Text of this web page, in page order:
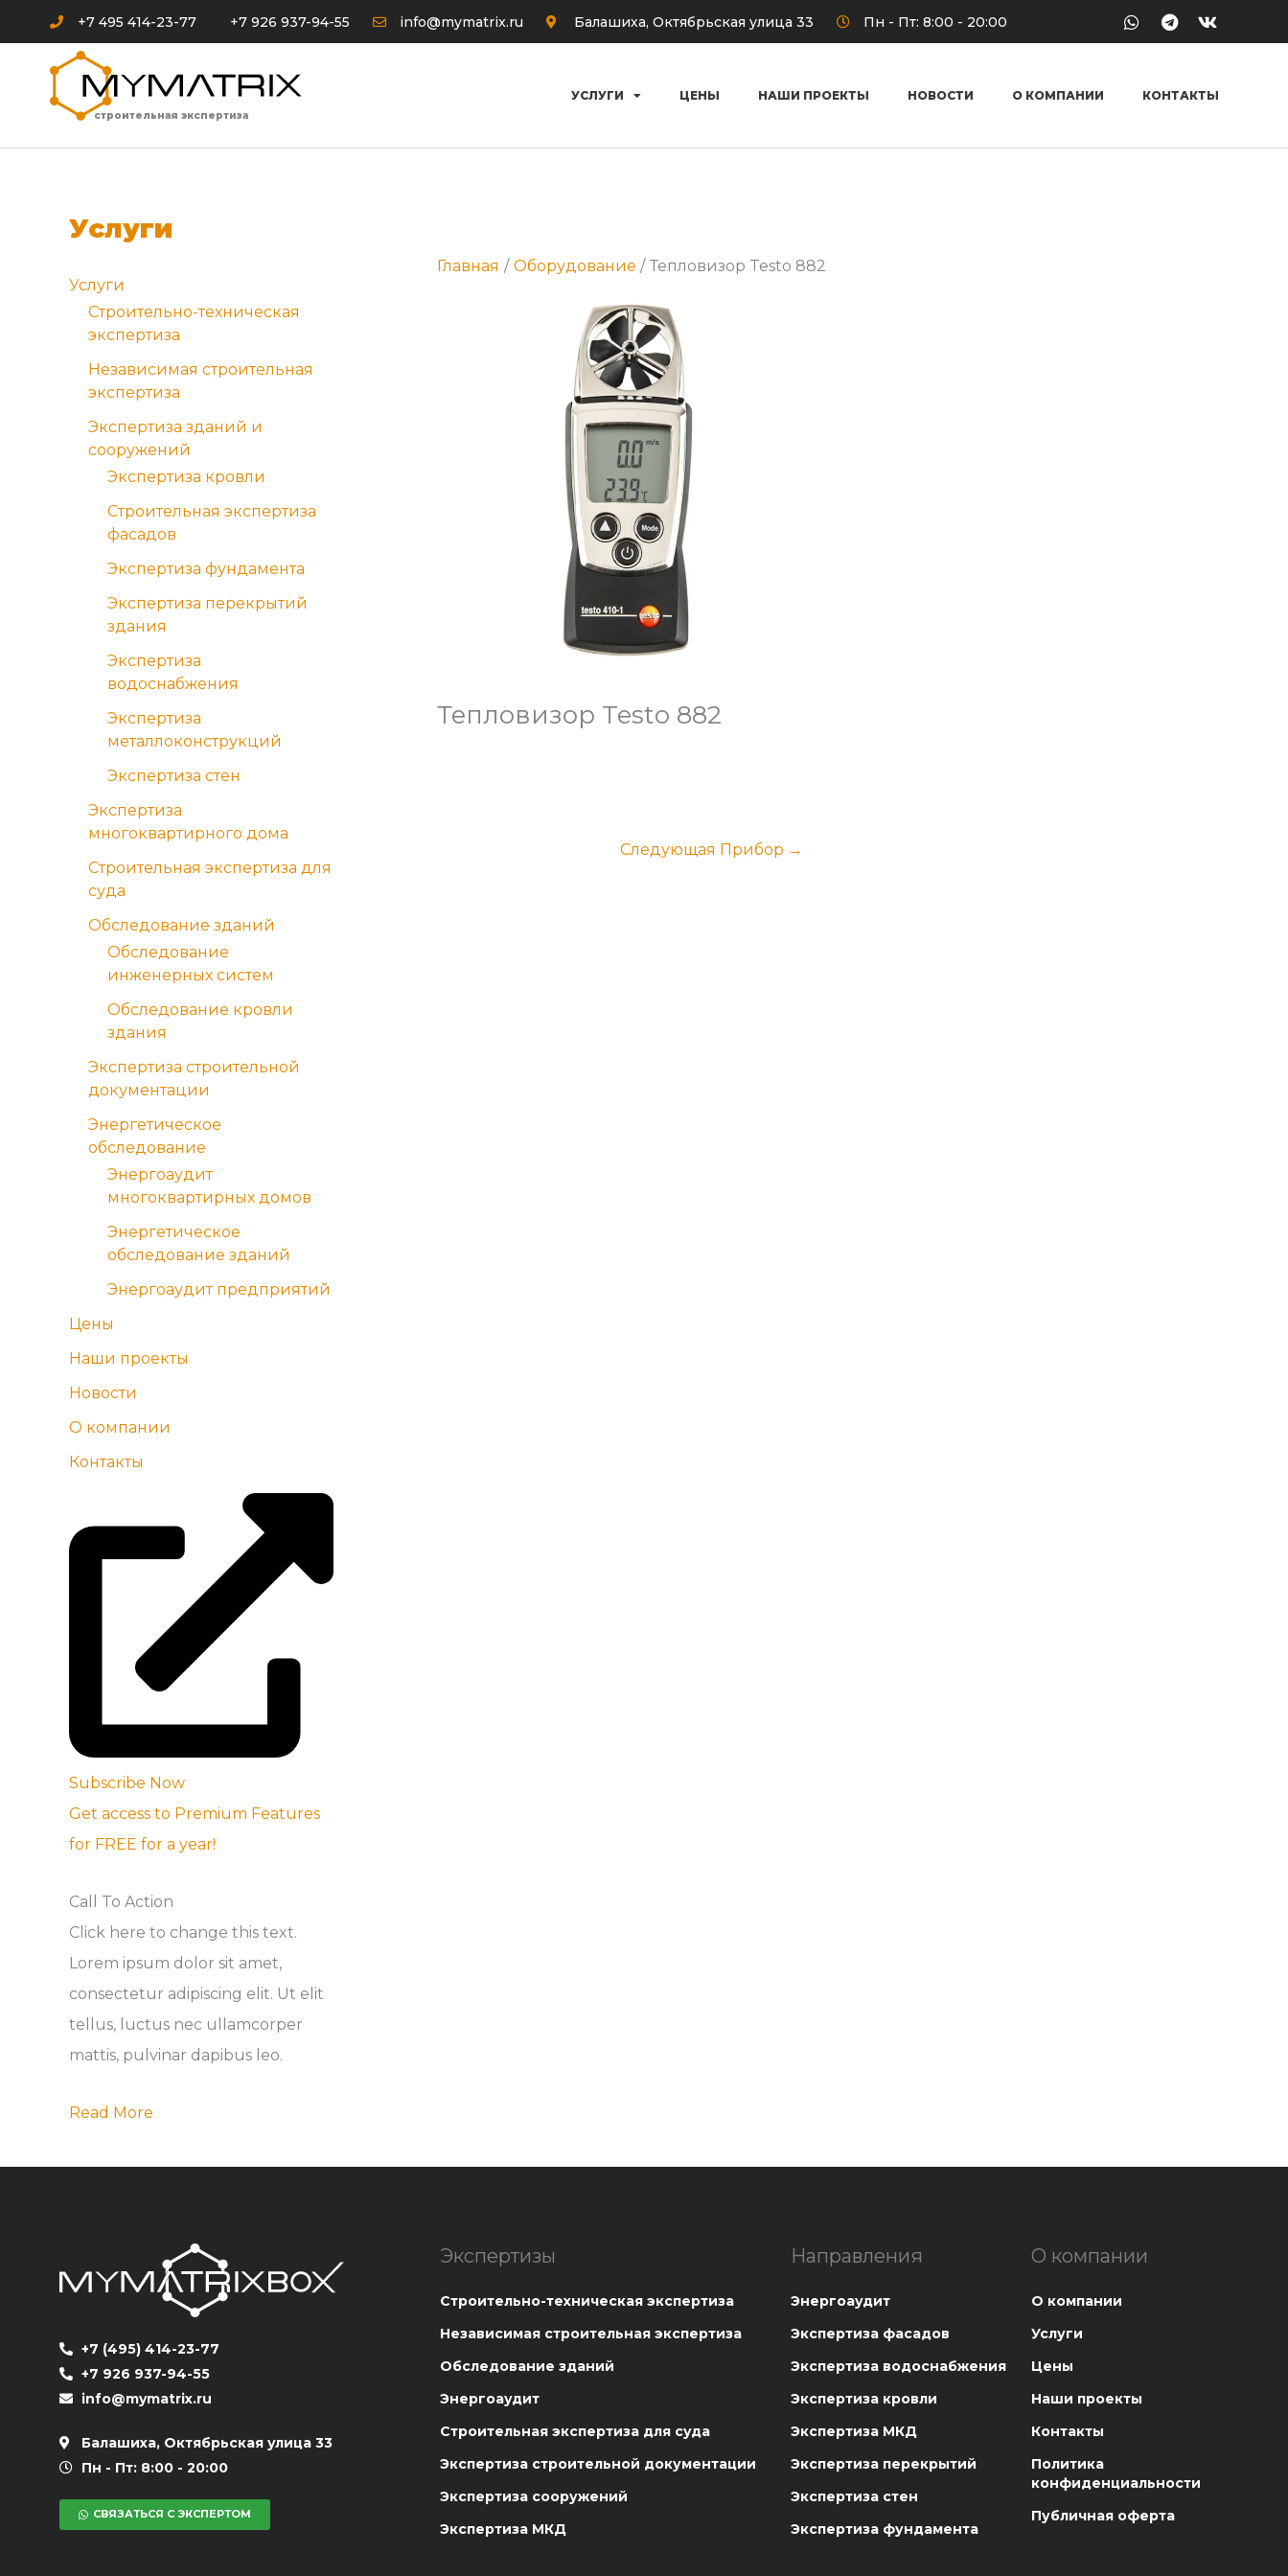
Перейти
содержимому
+7 495 414-23-77 +7 926 937-94-55 info@mymatrix.ru Балашиха, Октябрьская улица 33 Пн - Пт: 8:00 - 20:00
Whatsapp
Telegram
строительная экспертиза
УСЛУГИ ЦЕНЫ НАШИ ПРОЕКТЫ НОВОСТИ О КОМПАНИИ КОНТАКТЫ
Услуги
Услуги
Cтроительно-техническая
экспертиза
Независимая строительная
экспертиза
Экспертиза зданий и
сооружений
Экспертиза кровли
Строительная экспертиза
фасадов
Экспертиза фундамента
Экспертиза перекрытий
здания
Экспертиза
водоснабжения
Экспертиза
металлоконструкций
Экспертиза стен
Экспертиза
многоквартирного дома
Строительная экспертиза для
суда
Обследование зданий
Обследование
инженерных систем
Обследование кровли
здания
Экспертиза строительной
документации
Энергетическое
обследование
Энергоаудит
многоквартирных домов
Энергетическое
обследование зданий
Энергоаудит предприятий
Цены
Наши проекты
Новости
О компании
Контакты
Subscribe Now
Get access to Premium Features
for FREE for a year!
Call To Action
Click here to change this text.
Lorem ipsum dolor sit amet,
consectetur adipiscing elit. Ut elit
tellus, luctus nec ullamcorper
mattis, pulvinar dapibus leo.
Read More
Главная Оборудование Тепловизор Testo 882
Тепловизор Testo 882
Следующая Прибор →
+7 (495) 414-23-77
+7 926 937-94-55
info@mymatrix.ru
Балашиха, Октябрьская улица 33
Пн - Пт: 8:00 - 20:00
СВЯЗАТЬСЯ С ЭКСПЕРТОМ
Экспертизы
Cтроительно-техническая экспертиза
Независимая строительная экспертиза
Обследование зданий
Энергоаудит
Строительная экспертиза для суда
Экспертиза строительной документации
Экспертиза сооружений
Экспертиза МКД
Направления
Энергоаудит
Экспертиза фасадов
Экспертиза водоснабжения
Экспертиза кровли
Экспертиза МКД
Экспертиза перекрытий
Экспертиза стен
Экспертиза фундамента
О компании
О компании
Услуги
Цены
Наши проекты
Контакты
Политика
конфиденциальности
Публичная оферта